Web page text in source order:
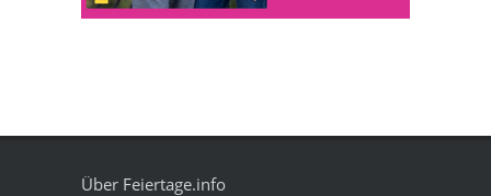
Über Feiertage.info